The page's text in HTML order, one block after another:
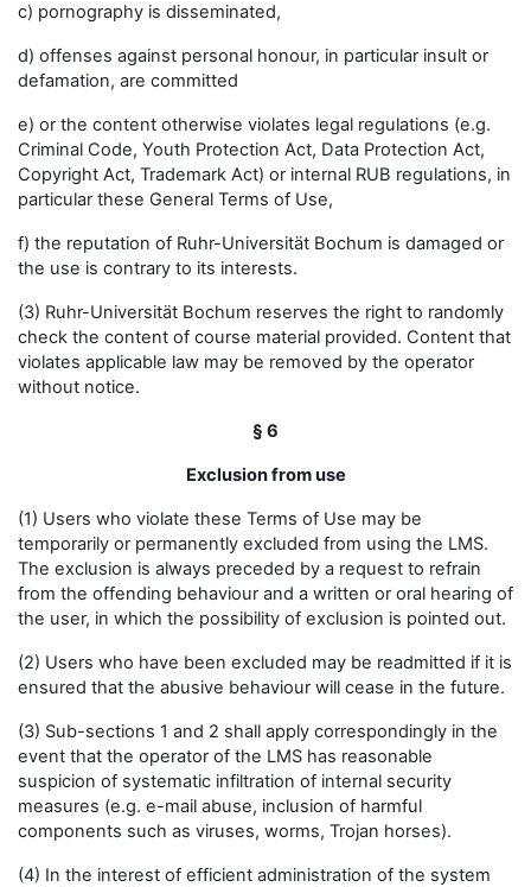
c) pornography is disseminated,
d) offenses against personal honour, in particular insult or
defamation, are committed
e) or the content otherwise violates legal regulations (e.g.
Criminal Code, Youth Protection Act, Data Protection Act,
Copyright Act, Trademark Act) or internal RUB regulations, in
particular these General Terms of Use,
f) the reputation of Ruhr-Universität Bochum is damaged or
the use is contrary to its interests.
(3) Ruhr-Universität Bochum reserves the right to randomly
check the content of course material provided. Content that
violates applicable law may be removed by the operator
without notice.
§ 6
Exclusion from use
(1) Users who violate these Terms of Use may be
temporarily or permanently excluded from using the LMS.
The exclusion is always preceded by a request to refrain
from the offending behaviour and a written or oral hearing of
the user, in which the possibility of exclusion is pointed out.
(2) Users who have been excluded may be readmitted if it is
ensured that the abusive behaviour will cease in the future.
(3) Sub-sections 1 and 2 shall apply correspondingly in the
event that the operator of the LMS has reasonable
suspicion of systematic infiltration of internal security
measures (e.g. e-mail abuse, inclusion of harmful
components such as viruses, worms, Trojan horses).
(4) In the interest of efficient administration of the system